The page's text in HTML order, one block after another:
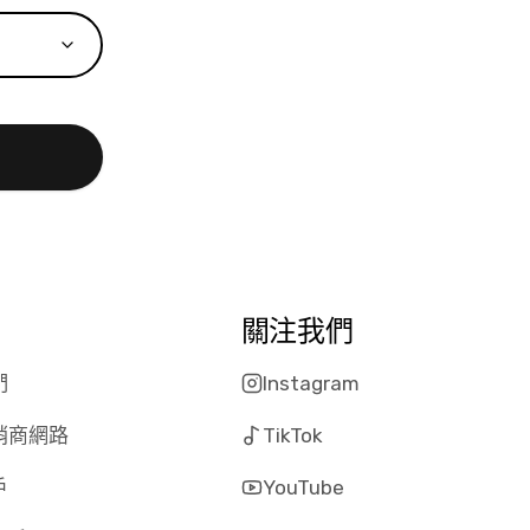
商網路
關注我們
Instagram
TikTok
YouTube